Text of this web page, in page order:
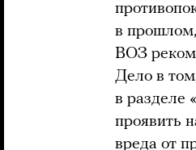
в прошлом,
ВОЗ
Дело в
в разделе
проявить
вреда от